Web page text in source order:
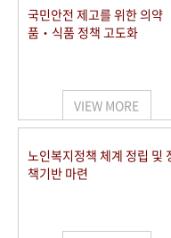
국민안전 제고를 위한 의약
품‧식품 정책 고도화
VIEW MORE
노인복지정책 체계 정립 및
책기반 마련